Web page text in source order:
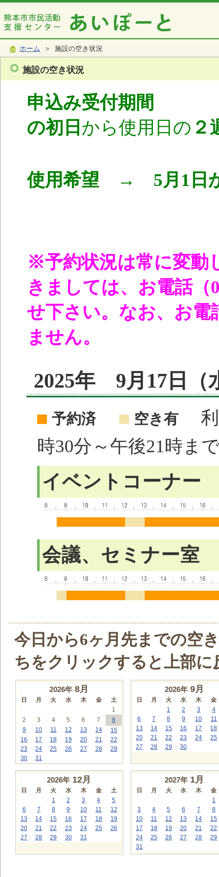
ホーム ＞ 施設の空き状況
施設の空き状況
申込み受付期間
の初日 から使用日の ２
使用希望 → 5月1日か
※予約状況は常に変動
きましては、お電話（
せ下さい。なお、お電
ません。
2025年 9月17日（
予約済 空き有
利
時30分～午後21時ま
イベントコーナー
会議、セミナー室
今日から6ヶ月先までの空
ちをクリックすると上部に
2026年 8月
日 月 火 水 木 金
土
1
2
3 4 5 6 7
8
9
10 11 12 13 14
15
16
17 18 19 20 21
22
23
24 25 26 27 28
29
30
31
2026年 9月
日 月 火 水 木
金
1
2 3
4
6
7 8 9 10
11
13
14 15 16 17
18
20
21 22 23 24
25
27
28 29 30
2026年 12月
日 月 火 水 木 金
土
1
2 3 4
5
6
7 8 9 10 11
12
13
14 15 16 17 18
19
20
21 22 23 24 25
26
27
28 29 30 31
2027年 1月
日 月 火 水 木
金
1
3
4 5 6 7
8
10
11 12 13 14
15
17
18 19 20 21
22
24
25 26 27 28
29
31